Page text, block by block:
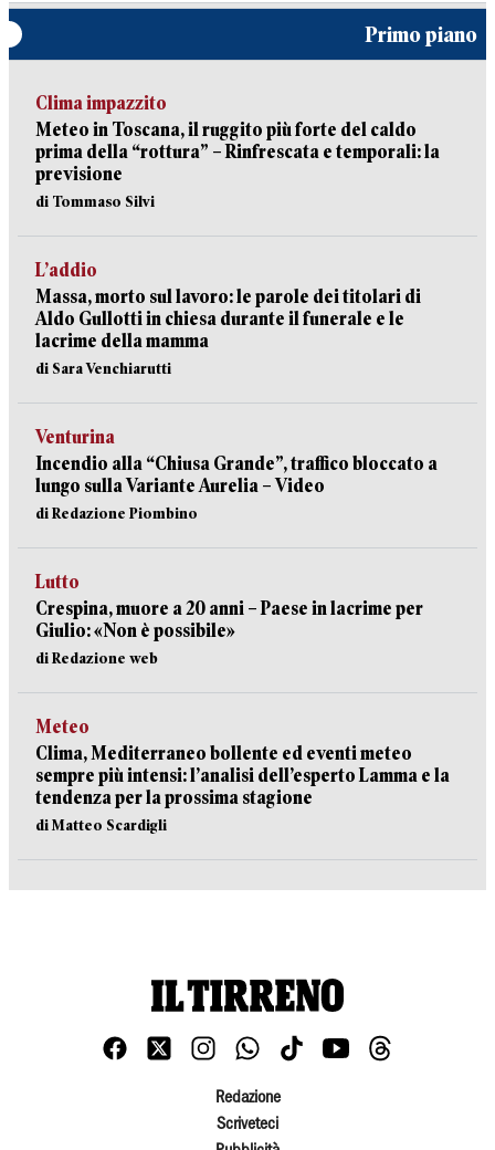
Primo piano
Clima impazzito
Meteo in Toscana, il ruggito più forte del caldo
prima della “rottura” – Rinfrescata e temporali: la
previsione
di Tommaso Silvi
L’addio
Massa, morto sul lavoro: le parole dei titolari di
Aldo Gullotti in chiesa durante il funerale e le
lacrime della mamma
di Sara Venchiarutti
Venturina
Incendio alla “Chiusa Grande”, traffico bloccato a
lungo sulla Variante Aurelia – Video
di Redazione Piombino
Lutto
Crespina, muore a 20 anni – Paese in lacrime per
Giulio: «Non è possibile»
di Redazione web
Meteo
Clima, Mediterraneo bollente ed eventi meteo
sempre più intensi: l’analisi dell’esperto Lamma e la
tendenza per la prossima stagione
di Matteo Scardigli
Redazione
Scriveteci